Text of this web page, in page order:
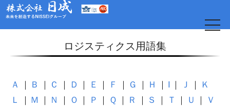
t
o
l
g
ロジスティクス用語集
Ａ Ｂ Ｃ Ｄ Ｅ Ｆ Ｇ Ｈ I Ｊ
Ｋ
Ｌ
Ｍ Ｎ Ｏ Ｐ Ｑ Ｒ Ｓ Ｔ Ｕ
Ｖ